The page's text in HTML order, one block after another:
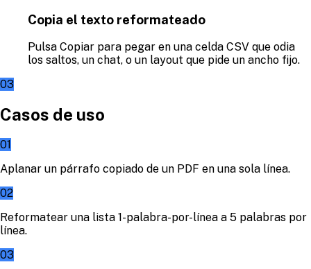
Copia el texto reformateado
Pulsa Copiar para pegar en una celda CSV que odia
los saltos, un chat, o un layout que pide un ancho fijo.
03
Casos de uso
01
Aplanar un párrafo copiado de un PDF en una sola línea.
02
Reformatear una lista 1-palabra-por-línea a 5 palabras por
línea.
03